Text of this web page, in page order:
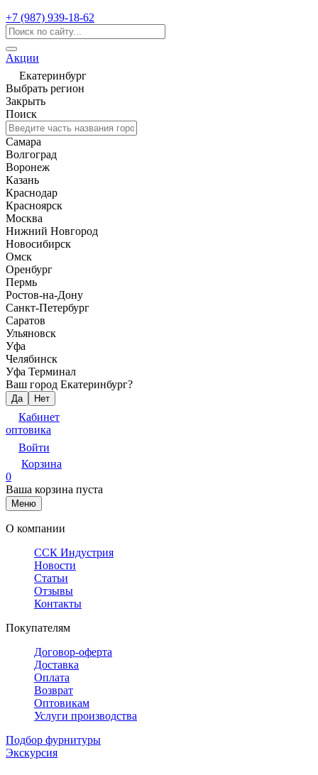
+7 (987) 939-18-62
Акции
Екатеринбург
Выбрать регион
Закрыть
Поиск
Самара
Волгоград
Воронеж
Казань
Краснодар
Красноярск
Москва
Нижний Новгород
Новосибирск
Омск
Оренбург
Пермь
Ростов-на-Дону
Санкт-Петербург
Саратов
Ульяновск
Уфа
Челябинск
Уфа Терминал
Ваш город Екатеринбург?
Да Нет
Кабинет
оптовика
Войти
Корзина
0
Ваша корзина пуста
Меню
О компании
ССК Индустрия
Новости
Статьи
Отзывы
Контакты
Покупателям
Договор-оферта
Доставка
Оплата
Возврат
Оптовикам
Услуги производства
Подбор фурнитуры
Экскурсия